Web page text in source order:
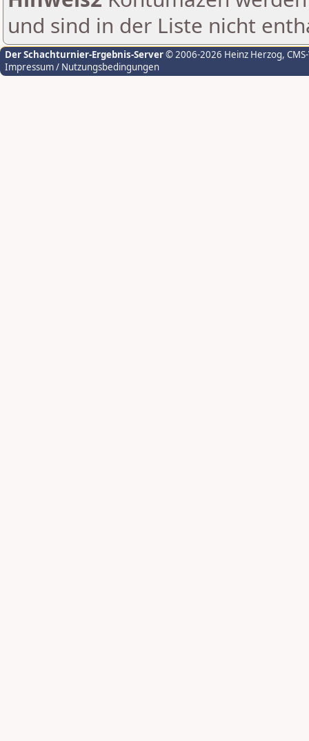
und sind in der Liste nicht
Der Schachturnier-Ergebnis-Server© 2006-2026 Heinz Herzog,
Impressum / Nutzungsbedingungen